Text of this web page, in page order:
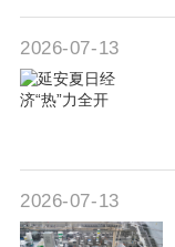
2026-07-13
2026-07-13